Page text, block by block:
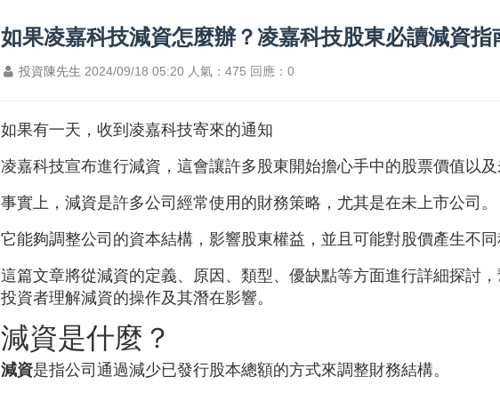
如果凌嘉科技減資怎麼辦？凌嘉科技股東必讀減資指
投資陳先生 2024/09/18 05:20 人氣：475 回應：0
如果有一天，收到凌嘉科技寄來的通知
凌嘉科技宣布進行減資，這會讓許多股東開始擔心手中的股票價值以及
事實上，減資是許多公司經常使用的財務策略，尤其是在未上市公司。
它能夠調整公司的資本結構，影響股東權益，並且可能對股價產生不同
這篇文章將從減資的定義、原因、類型、優缺點等方面進行詳細探討
投資者理解減資的操作及其潛在影響。
減資是什麼？
減資是指公司通過減少已發行股本總額的方式來調整財務結構。